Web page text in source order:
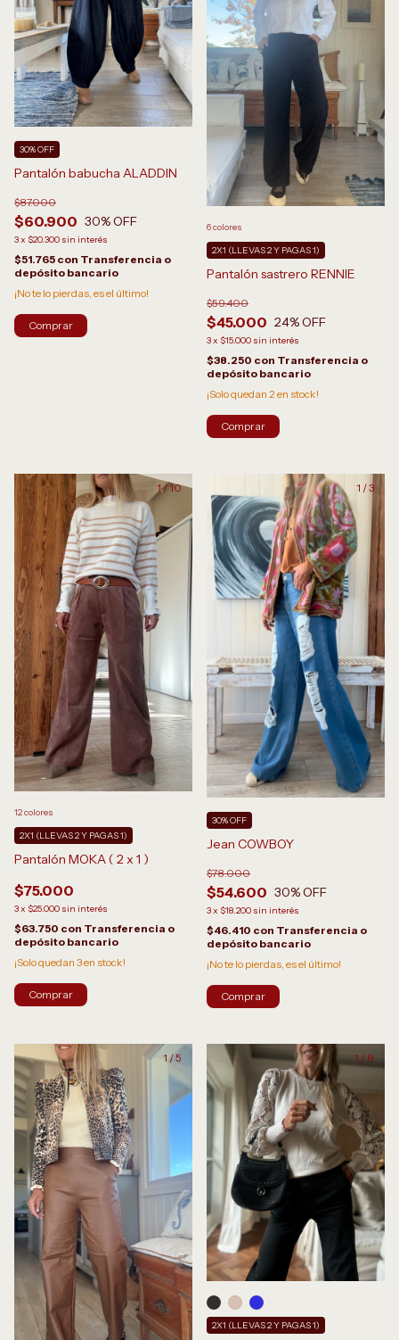
Pantalón babucha ALADDIN
$60.900
$87.000
30% OFF
3x $20.300 sin interés
30% OFF
$51.765 con Transferencia o
depósito bancario
¡No te lo pierdas, es el último!
Comprar
Pantalón sastrero RENNIE
$45.000
$59.400
24% OFF
3x $15.000 sin interés
2X1 (LLEVAS 2 Y PAGAS 1)
$38.250 con Transferencia o
depósito bancario
¡Solo quedan 2en stock!
6 colores
Comprar
1/10
Pantalón MOKA ( 2 x 1 )
$75.000
3x $25.000 sin interés
2X1 (LLEVAS 2 Y PAGAS 1)
$63.750 con Transferencia o
depósito bancario
¡Solo quedan 3en stock!
12 colores
Comprar
1 /3
Jean COWBOY
$54.600
$78.000
30% OFF
3x $18.200 sin interés
30% OFF
$46.410 con Transferencia o
depósito bancario
¡No te lo pierdas, es el último!
Comprar
1 /5 1/ 8
2X1 (LLEVAS 2 Y PAGAS 1)